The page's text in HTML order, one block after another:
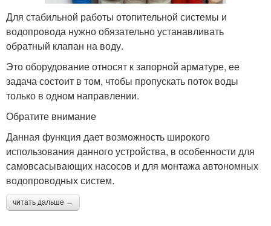
Для стабильной работы отопительной системы и
водопровода нужно обязательно устанавливать
обратный клапан на воду.
Это оборудование относят к запорной арматуре, ее
задача состоит в том, чтобы пропускать поток воды
только в одном направлении.
Обратите внимание
Данная функция дает возможность широкого
использования данного устройства, в особенности для
самовсасывающих насосов и для монтажа автономных
водопроводных систем.
читать дальше →